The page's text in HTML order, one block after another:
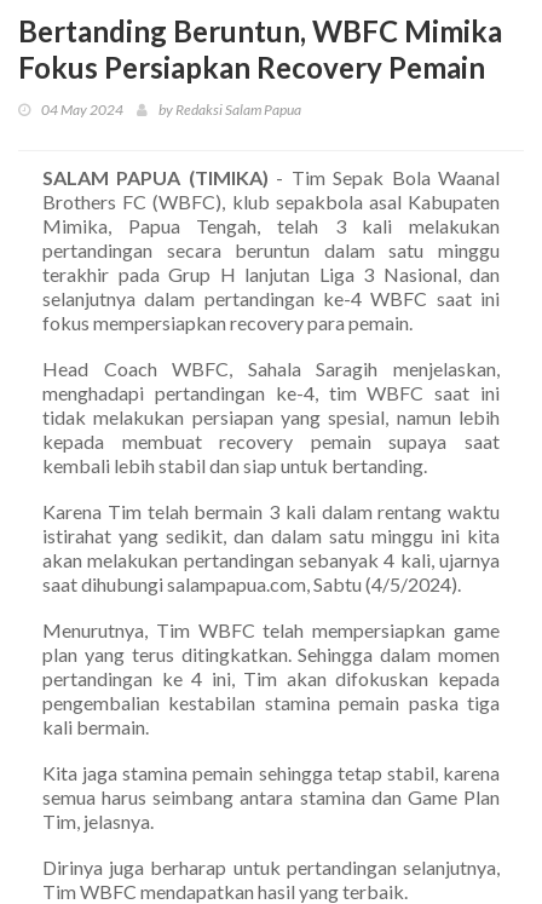
Bertanding Beruntun, WBFC Mimika
Fokus Persiapkan Recovery Pemain
04 May 2024 by Redaksi Salam Papua
SALAM PAPUA (TIMIKA) - Tim Sepak Bola Waanal
Brothers FC (WBFC), klub sepakbola asal Kabupaten
Mimika, Papua Tengah, telah 3 kali melakukan
pertandingan secara beruntun dalam satu minggu
terakhir pada Grup H lanjutan Liga 3 Nasional, dan
selanjutnya dalam pertandingan ke-4 WBFC saat ini
fokus mempersiapkan recovery para pemain.
Head Coach WBFC, Sahala Saragih menjelaskan,
menghadapi pertandingan ke-4, tim WBFC saat ini
tidak melakukan persiapan yang spesial, namun lebih
kepada membuat recovery pemain supaya saat
kembali lebih stabil dan siap untuk bertanding.
Karena Tim telah bermain 3 kali dalam rentang waktu
istirahat yang sedikit, dan dalam satu minggu ini kita
akan melakukan pertandingan sebanyak 4 kali, ujarnya
saat dihubungi salampapua.com, Sabtu (4/5/2024).
Menurutnya, Tim WBFC telah mempersiapkan game
plan yang terus ditingkatkan. Sehingga dalam momen
pertandingan ke 4 ini, Tim akan difokuskan kepada
pengembalian kestabilan stamina pemain paska tiga
kali bermain.
Kita jaga stamina pemain sehingga tetap stabil, karena
semua harus seimbang antara stamina dan Game Plan
Tim, jelasnya.
Dirinya juga berharap untuk pertandingan selanjutnya,
Tim WBFC mendapatkan hasil yang terbaik.